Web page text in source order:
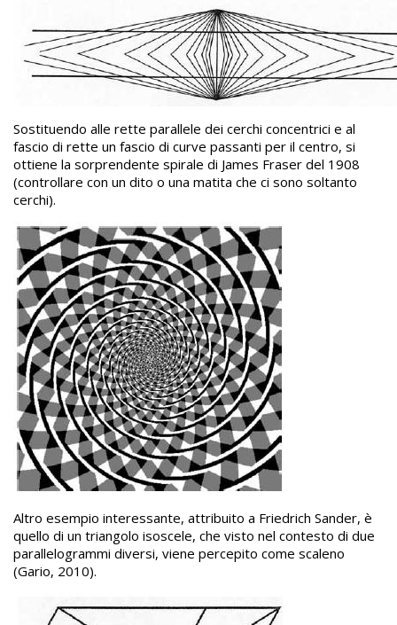
Sostituendo alle rette parallele dei cerchi concentrici e al
fascio di rette un fascio di curve passanti per il centro, si
ottiene la sorprendente spirale di James Fraser del 1908
(controllare con un dito o una matita che ci sono soltanto
cerchi).
Altro esempio interessante, attribuito a Friedrich Sander, è
quello di un triangolo isoscele, che visto nel contesto di due
parallelogrammi diversi, viene percepito come scaleno
(Gario, 2010).